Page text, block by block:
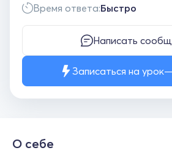
Время ответа:Быстро
Написать
Записаться на урок
О себе